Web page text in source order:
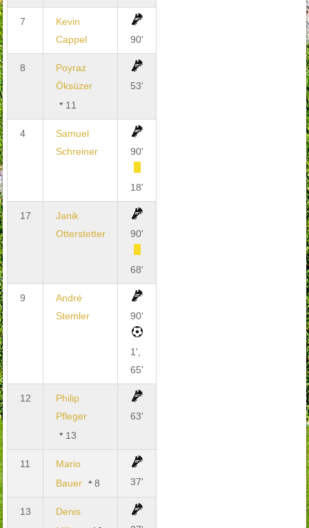
7
Kevin
Cappel
90'
8
Poyraz
Öksüzer
11
53'
4
Samuel
Schreiner
90'
18'
17
Janik
Otterstetter
90'
68'
9
André
Stemler
90'
1',
65'
12
Philip
Pfleger
13
63'
11
Mario
Bauer
8 37'
13
Denis